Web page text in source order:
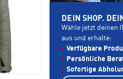
DEIN SHOP.
Wähle jetzt deinen
aus und erhalte:
Verfügbare
Persönliche
Sofortige